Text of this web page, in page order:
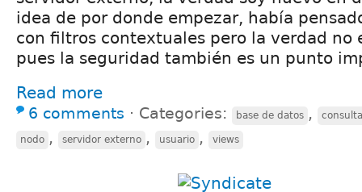
idea de por donde empezar, había
con filtros contextuales pero la verdad no
pues la seguridad también es un punto
Read more
6 comments ⋅ Categories: base de datos , consulta
nodo , servidor externo , usuario , views